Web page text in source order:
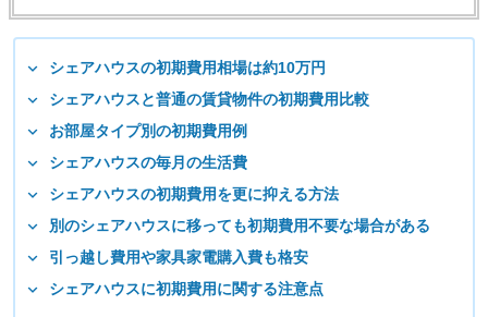
シェアハウスの初期費用相場は約10万円
シェアハウスと普通の賃貸物件の初期費用比較
お部屋タイプ別の初期費用例
シェアハウスの毎月の生活費
シェアハウスの初期費用を更に抑える方法
別のシェアハウスに移っても初期費用不要な場合がある
引っ越し費用や家具家電購入費も格安
シェアハウスに初期費用に関する注意点